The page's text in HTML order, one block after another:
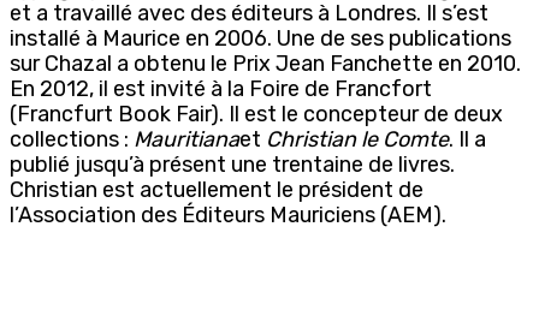
et a travaillé avec des éditeurs à Londres. Il s’est
installé à Maurice en 2006. Une de ses publications
sur Chazal a obtenu le Prix Jean Fanchette en 2010.
En 2012, il est invité à la Foire de Francfort
(Francfurt Book Fair). Il est le concepteur de deux
collections : Mauritianaet Christian le Comte. Il a
publié jusqu’à présent une trentaine de livres.
Christian est actuellement le président de
l’Association des Éditeurs Mauriciens (AEM).